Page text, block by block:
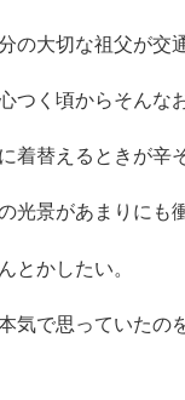
の大切な祖父が交
つく頃からそんな
着替えるときが辛
光景があまりにも
とかしたい。
気で思っていたの